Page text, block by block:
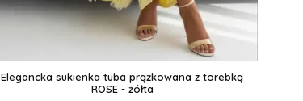
Elegancka sukienka tuba prążkowana z torebką
ROSE - żółta